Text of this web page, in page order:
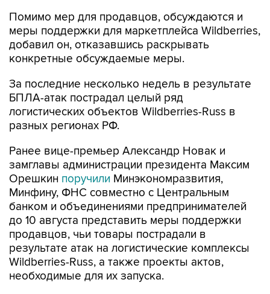
Помимо мер для продавцов, обсуждаются и
меры поддержки для маркетплейса Wildberries,
добавил он, отказавшись раскрывать
конкретные обсуждаемые меры.
За последние несколько недель в результате
БПЛА-атак пострадал целый ряд
логистических объектов Wildberries-Russ в
разных регионах РФ.
Ранее вице-премьер Александр Новак и
замглавы администрации президента Максим
Орешкин поручили Минэкономразвития,
Минфину, ФНС совместно с Центральным
банком и объединениями предпринимателей
до 10 августа представить меры поддержки
продавцов, чьи товары пострадали в
результате атак на логистические комплексы
Wildberries-Russ, а также проекты актов,
необходимые для их запуска.